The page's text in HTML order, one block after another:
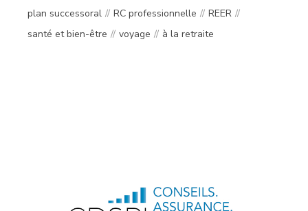
plan successoral
RC professionnelle
REER
santé et bien-être
voyage à la retraite